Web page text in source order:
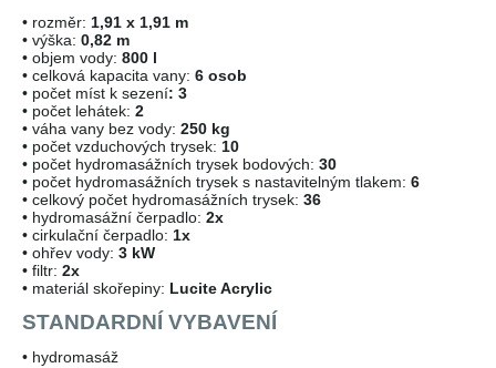
• rozměr: 1,91 x 1,91 m
• výška: 0,82 m
• objem vody: 800 l
• celková kapacita vany: 6 osob
• počet míst k sezení: 3
• počet lehátek: 2
• váha vany bez vody: 250 kg
• počet vzduchových trysek: 10
• počet hydromasážních trysek bodových: 30
• počet hydromasážních trysek s nastavitelným tlakem: 6
• celkový počet hydromasážních trysek: 36
• hydromasážní čerpadlo: 2x
• cirkulační čerpadlo: 1x
• ohřev vody: 3 kW
• filtr: 2x
• materiál skořepiny: Lucite Acrylic
STANDARDNÍ VYBAVENÍ
• hydromasáž